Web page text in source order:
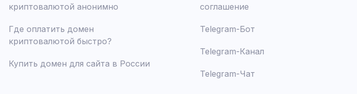
криптовалютой анонимно
Где оплатить домен
криптовалютой быстро?
Купить домен для сайта в России
соглашение
Telegram-Бот
Telegram-Канал
Telegram-Чат